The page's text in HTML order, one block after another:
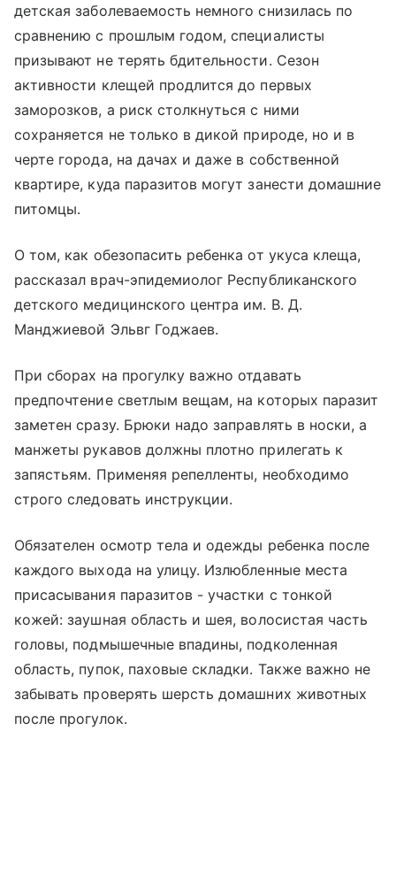
детская заболеваемость немного снизилась по
сравнению с прошлым годом, специалисты
призывают не терять бдительности. Сезон
активности клещей продлится до первых
заморозков, а риск столкнуться с ними
сохраняется не только в дикой природе, но и в
черте города, на дачах и даже в собственной
квартире, куда паразитов могут занести домашние
питомцы.
О том, как обезопасить ребенка от укуса клеща,
рассказал врач-эпидемиолог Республиканского
детского медицинского центра им. В. Д.
Манджиевой Эльвг Годжаев.
При сборах на прогулку важно отдавать
предпочтение светлым вещам, на которых паразит
заметен сразу. Брюки надо заправлять в носки, а
манжеты рукавов должны плотно прилегать к
запястьям. Применяя репелленты, необходимо
строго следовать инструкции.
Обязателен осмотр тела и одежды ребенка после
каждого выхода на улицу. Излюбленные места
присасывания паразитов - участки с тонкой
кожей: заушная область и шея, волосистая часть
головы, подмышечные впадины, подколенная
область, пупок, паховые складки. Также важно не
забывать проверять шерсть домашних животных
после прогулок.